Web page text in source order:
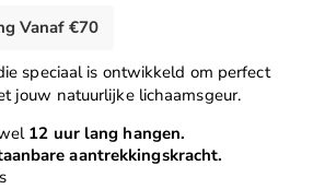
Vanaf €70
speciaal is ontwikkeld om perfect
jouw natuurlijke lichaamsgeur.
12 uur lang hangen.
aantrekkingskracht.